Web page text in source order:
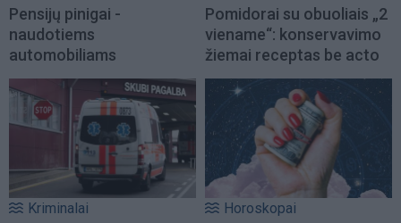
Pensijų pinigai -
naudotiems
automobiliams
Pomidorai su obuoliais „2
viename“: konservavimo
žiemai receptas be acto
Kriminalai Horoskopai